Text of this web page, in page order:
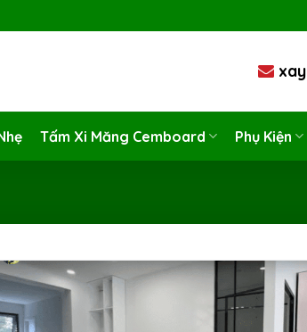
Tấm Xi Măng Cemboard Phụ Kiện